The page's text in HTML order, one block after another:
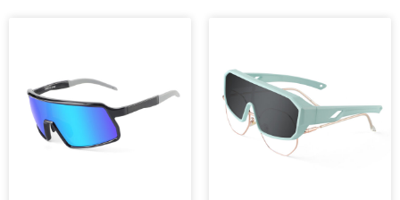
ジ ジ